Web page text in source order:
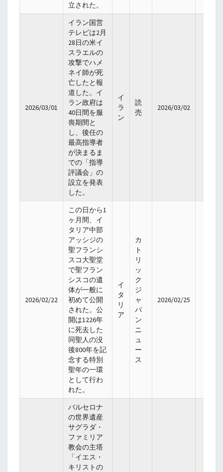
立された。
2026/03/01
イラン国営
テレビは2月
28日の米イ
スラエルの
攻撃でハメ
ネイ師が死
亡したと報
道した。イ
ラン政府は
40日間を服
喪期間と
し、後任の
最高指導者
が決まるま
での「指導
評議会」の
設立を発表
した。
イ
ラ
ン
読
売
2026/03/02
2026/02/22
この日から1
ヶ月間、イ
タリア中部
アッシジの
聖フランシ
スコ大聖堂
で聖フラン
シスコの遺
体が一般に
初めて公開
された。公
開は1226年
に死去した
同聖人の没
後800年を記
念する特別
聖年の一環
として行わ
れた。
イ
タ
リ
ア
カ
ト
リ
ッ
ク
ジ
ャ
パ
ン
ニ
ュ
ー
ス
2026/02/25
バルセロナ
の世界遺産
サグラダ・
ファミリア
教会の主塔
「イエス・
キリストの